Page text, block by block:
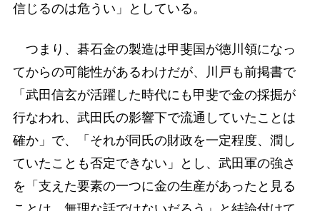
信じるのは危うい」としている。
つまり、碁石金の製造は甲斐国が徳川領になっ
てからの可能性があるわけだが、川戸も前掲書で
「武田信玄が活躍した時代にも甲斐で金の採掘が
行なわれ、武田氏の影響下で流通していたことは
確か」で、「それが同氏の財政を一定程度、潤し
ていたことも否定できない」とし、武田軍の強さ
を「支えた要素の一つに金の生産があったと見る